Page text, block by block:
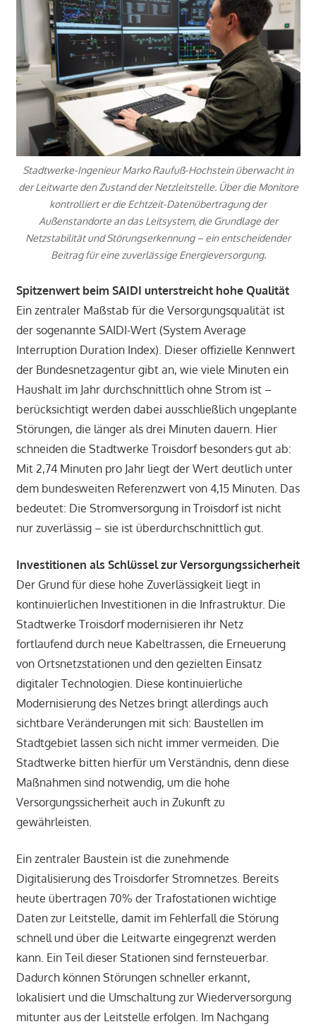
Stadtwerke-Ingenieur Marko Raufuß-Hochstein überwacht in
der Leitwarte den Zustand der Netzleitstelle. Über die Monitore
kontrolliert er die Echtzeit-Datenübertragung der
Außenstandorte an das Leitsystem, die Grundlage der
Netzstabilität und Störungserkennung – ein entscheidender
Beitrag für eine zuverlässige Energieversorgung.
Spitzenwert beim SAIDI unterstreicht hohe Qualität
Ein zentraler Maßstab für die Versorgungsqualität ist
der sogenannte SAIDI-Wert (System Average
Interruption Duration Index). Dieser offizielle Kennwert
der Bundesnetzagentur gibt an, wie viele Minuten ein
Haushalt im Jahr durchschnittlich ohne Strom ist –
berücksichtigt werden dabei ausschließlich ungeplante
Störungen, die länger als drei Minuten dauern. Hier
schneiden die Stadtwerke Troisdorf besonders gut ab:
Mit 2,74 Minuten pro Jahr liegt der Wert deutlich unter
dem bundesweiten Referenzwert von 4,15 Minuten. Das
bedeutet: Die Stromversorgung in Troisdorf ist nicht
nur zuverlässig – sie ist überdurchschnittlich gut.
Investitionen als Schlüssel zur Versorgungssicherheit
Der Grund für diese hohe Zuverlässigkeit liegt in
kontinuierlichen Investitionen in die Infrastruktur. Die
Stadtwerke Troisdorf modernisieren ihr Netz
fortlaufend durch neue Kabeltrassen, die Erneuerung
von Ortsnetzstationen und den gezielten Einsatz
digitaler Technologien. Diese kontinuierliche
Modernisierung des Netzes bringt allerdings auch
sichtbare Veränderungen mit sich: Baustellen im
Stadtgebiet lassen sich nicht immer vermeiden. Die
Stadtwerke bitten hierfür um Verständnis, denn diese
Maßnahmen sind notwendig, um die hohe
Versorgungssicherheit auch in Zukunft zu
gewährleisten.
Ein zentraler Baustein ist die zunehmende
Digitalisierung des Troisdorfer Stromnetzes. Bereits
heute übertragen 70% der Trafostationen wichtige
Daten zur Leitstelle, damit im Fehlerfall die Störung
schnell und über die Leitwarte eingegrenzt werden
kann. Ein Teil dieser Stationen sind fernsteuerbar.
Dadurch können Störungen schneller erkannt,
lokalisiert und die Umschaltung zur Wiederversorgung
mitunter aus der Leitstelle erfolgen. Im Nachgang